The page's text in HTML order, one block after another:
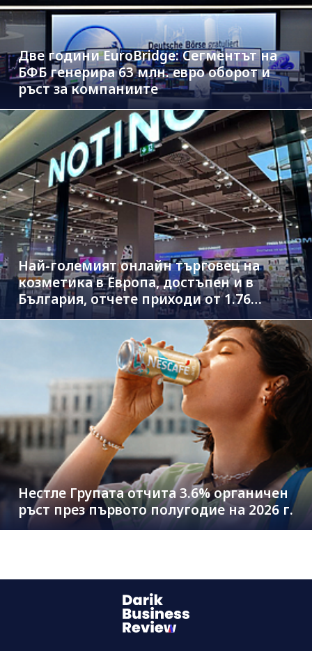
Две години EuroBridge: Сегментът на
БФБ генерира 63 млн. евро оборот и
ръст за компаниите
Най-големият онлайн търговец на
козметика в Европа, достъпен и в
България, отчете приходи от 1.76
млрд. евро
Нестле Групата отчита 3.6% органичен
ръст през първото полугодие на 2026 г.